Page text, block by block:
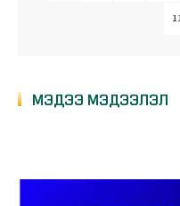
МЭДЭЭ МЭДЭЭЛЭЛ